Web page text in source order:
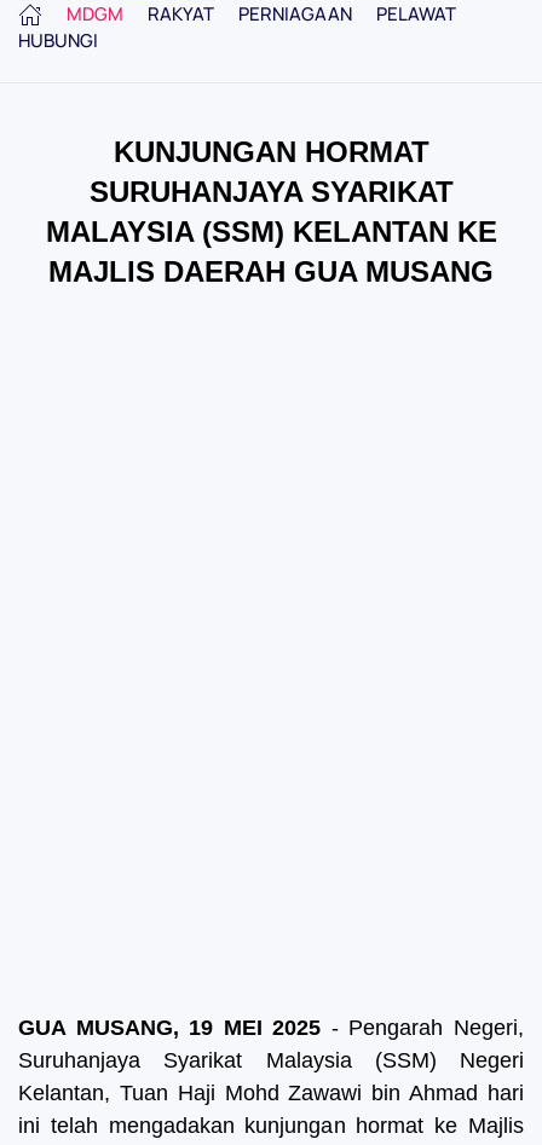
MDGM RAKYAT PERNIAGAAN
PELAWAT
HUBUNGI
KUNJUNGAN HORMAT
SURUHANJAYA SYARIKAT
MALAYSIA (SSM) KELANTAN KE
MAJLIS DAERAH GUA MUSANG
GUA MUSANG, 19 MEI 2025 - Pengarah Negeri,
Suruhanjaya Syarikat Malaysia (SSM) Negeri
Kelantan, Tuan Haji Mohd Zawawi bin Ahmad hari
ini telah mengadakan kunjungan hormat ke Majlis